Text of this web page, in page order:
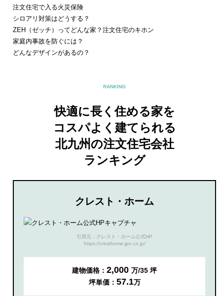
注文住宅で入る火災保険
シロアリ対策はどうする？
ZEH（ゼッチ）ってどんな家？注文住宅のキホン
家庭内事故を防ぐには？
どんなデザインがあるの？
RANKING
快適に長く住める家を
コスパよく建てられる
北九州の注文住宅会社
ランキング
クレスト・ホーム
引用元：クレスト・ホーム公式HP
https://cresthome-jpn.co.jp/
建物価格： 2,000 万/35 坪
坪単価： 57.1万